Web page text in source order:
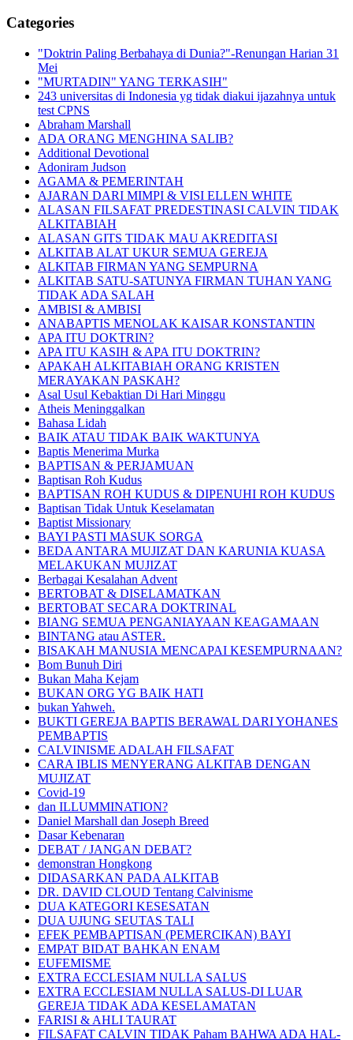
Categories
"Doktrin Paling Berbahaya di Dunia?"-Renungan Harian 31
Mei
"MURTADIN" YANG TERKASIH"
243 universitas di Indonesia yg tidak diakui ijazahnya untuk
test CPNS
Abraham Marshall
ADA ORANG MENGHINA SALIB?
Additional Devotional
Adoniram Judson
AGAMA & PEMERINTAH
AJARAN DARI MIMPI & VISI ELLEN WHITE
ALASAN FILSAFAT PREDESTINASI CALVIN TIDAK
ALKITABIAH
ALASAN GITS TIDAK MAU AKREDITASI
ALKITAB ALAT UKUR SEMUA GEREJA
ALKITAB FIRMAN YANG SEMPURNA
ALKITAB SATU-SATUNYA FIRMAN TUHAN YANG
TIDAK ADA SALAH
AMBISI & AMBISI
ANABAPTIS MENOLAK KAISAR KONSTANTIN
APA ITU DOKTRIN?
APA ITU KASIH & APA ITU DOKTRIN?
APAKAH ALKITABIAH ORANG KRISTEN
MERAYAKAN PASKAH?
Asal Usul Kebaktian Di Hari Minggu
Atheis Meninggalkan
Bahasa Lidah
BAIK ATAU TIDAK BAIK WAKTUNYA
Baptis Menerima Murka
BAPTISAN & PERJAMUAN
Baptisan Roh Kudus
BAPTISAN ROH KUDUS & DIPENUHI ROH KUDUS
Baptisan Tidak Untuk Keselamatan
Baptist Missionary
BAYI PASTI MASUK SORGA
BEDA ANTARA MUJIZAT DAN KARUNIA KUASA
MELAKUKAN MUJIZAT
Berbagai Kesalahan Advent
BERTOBAT & DISELAMATKAN
BERTOBAT SECARA DOKTRINAL
BIANG SEMUA PENGANIAYAAN KEAGAMAAN
BINTANG atau ASTER.
BISAKAH MANUSIA MENCAPAI KESEMPURNAAN?
Bom Bunuh Diri
Bukan Maha Kejam
BUKAN ORG YG BAIK HATI
bukan Yahweh.
BUKTI GEREJA BAPTIS BERAWAL DARI YOHANES
PEMBAPTIS
CALVINISME ADALAH FILSAFAT
CARA IBLIS MENYERANG ALKITAB DENGAN
MUJIZAT
Covid-19
dan ILLUMMINATION?
Daniel Marshall dan Joseph Breed
Dasar Kebenaran
DEBAT / JANGAN DEBAT?
demonstran Hongkong
DIDASARKAN PADA ALKITAB
DR. DAVID CLOUD Tentang Calvinisme
DUA KATEGORI KESESATAN
DUA UJUNG SEUTAS TALI
EFEK PEMBAPTISAN (PEMERCIKAN) BAYI
EMPAT BIDAT BAHKAN ENAM
EUFEMISME
EXTRA ECCLESIAM NULLA SALUS
EXTRA ECCLESIAM NULLA SALUS-DI LUAR
GEREJA TIDAK ADA KESELAMATAN
FARISI & AHLI TAURAT
FILSAFAT CALVIN TIDAK Paham BAHWA ADA HAL-